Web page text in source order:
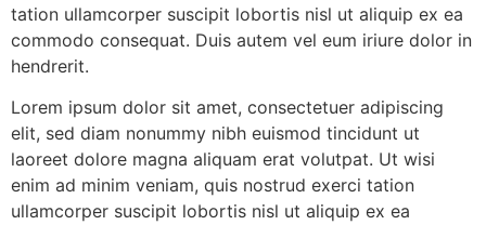
tation ullamcorper suscipit lobortis nisl ut aliquip ex ea
commodo consequat. Duis autem vel eum iriure dolor in
hendrerit.
Lorem ipsum dolor sit amet, consectetuer adipiscing
elit, sed diam nonummy nibh euismod tincidunt ut
laoreet dolore magna aliquam erat volutpat. Ut wisi
enim ad minim veniam, quis nostrud exerci tation
ullamcorper suscipit lobortis nisl ut aliquip ex ea